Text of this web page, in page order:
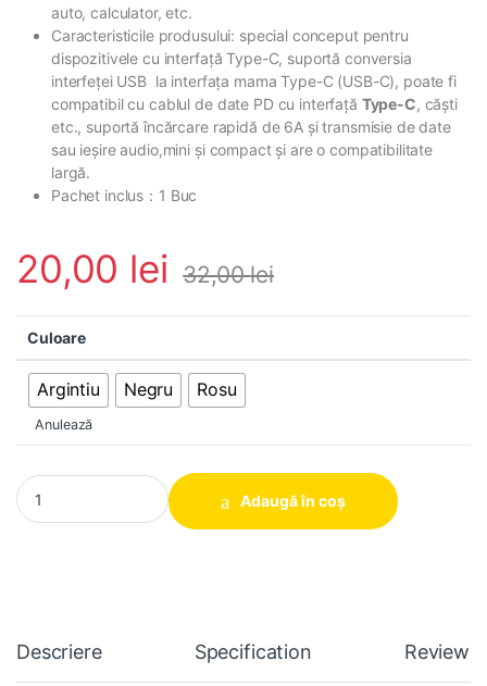
auto, calculator, etc.
Caracteristicile produsului: special conceput pentru
dispozitivele cu interfață Type-C, suportă conversia
interfeței USB la interfața mama Type-C (USB-C), poate fi
compatibil cu cablul de date PD cu interfață Type-C, căști
etc., suportă încărcare rapidă de 6A și transmisie de date
sau ieșire audio,mini și compact și are o compatibilitate
largă.
Pachet inclus：1 Buc
20,00 lei 32,00lei
Culoare
Argintiu Negru Rosu
Anulează
Adaptoare USB 3.0 la Type C mama tata quantity
Adaugă în coș
Descriere Specification Reviews